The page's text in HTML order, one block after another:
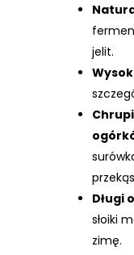
jelit.
Długi
słoiki
zimę.